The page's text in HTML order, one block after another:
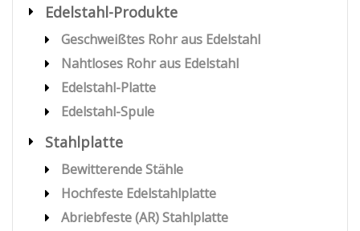
Edelstahl-Produkte
Geschweißtes Rohr aus Edelstahl
Nahtloses Rohr aus Edelstahl
Edelstahl-Platte
Edelstahl-Spule
Stahlplatte
Bewitterende Stähle
Hochfeste Edelstahlplatte
Abriebfeste (AR) Stahlplatte